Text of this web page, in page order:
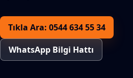
Tıkla Ara: 0544 634 55 34
WhatsApp Bilgi Hattı